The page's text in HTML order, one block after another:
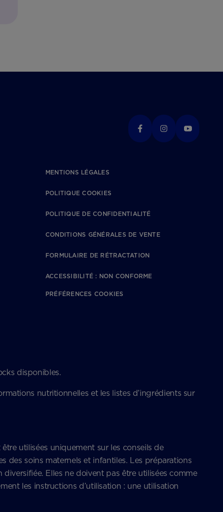
MENTIONS LÉGALES
POLITIQUE COOKIES
POLITIQUE DE CONFIDENTIALITÉ
CONDITIONS GÉNÉRALES DE VENTE
FORMULAIRE DE RÉTRACTATION
ACCESSIBILITÉ : NON CONFORME
PRÉFÉRENCES COOKIES
disponibles.
nutritionnelles et les listes d’ingrédients sur
utilisées uniquement sur les conseils de
des soins maternels et infantiles. Les préparations
Elles ne doivent pas être utilisées comme
les instructions d’utilisation : une utilisation